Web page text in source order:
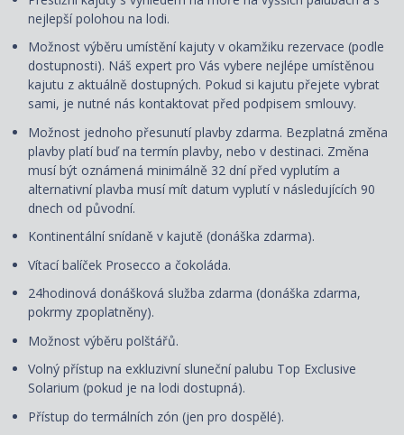
nejlepší polohou na lodi.
Možnost výběru umístění kajuty v okamžiku rezervace (podle
dostupnosti). Náš expert pro Vás vybere nejlépe umístěnou
kajutu z aktuálně dostupných. Pokud si kajutu přejete vybrat
sami, je nutné nás kontaktovat před podpisem smlouvy.
Možnost jednoho přesunutí plavby zdarma. Bezplatná změna
plavby platí buď na termín plavby, nebo v destinaci. Změna
musí být oznámená minimálně 32 dní před vyplutím a
alternativní plavba musí mít datum vyplutí v následujících 90
dnech od původní.
Kontinentální snídaně v kajutě (donáška zdarma).
Vítací balíček Prosecco a čokoláda.
24hodinová donášková služba zdarma (donáška zdarma,
pokrmy zpoplatněny).
Možnost výběru polštářů.
Volný přístup na exkluzivní sluneční palubu Top Exclusive
Solarium (pokud je na lodi dostupná).
Přístup do termálních zón (jen pro dospělé).